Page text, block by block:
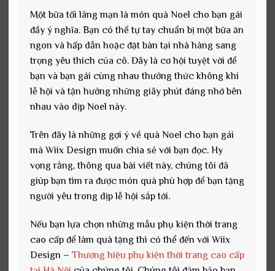
Một bữa tối lãng mạn là món quà Noel cho bạn gái
đầy ý nghĩa. Bạn có thể tự tay chuẩn bị một bữa ăn
ngon và hấp dẫn hoặc đặt bàn tại nhà hàng sang
trọng yêu thích của cô. Đây là cơ hội tuyệt vời để
bạn và bạn gái cùng nhau thưởng thức không khí
lễ hội và tận hưởng những giây phút đáng nhớ bên
nhau vào dịp Noel này.
Trên đây là những gợi ý về quà Noel cho bạn gái
mà Wiix Design muốn chia sẻ với bạn đọc. Hy
vọng rằng, thông qua bài viết này, chúng tôi đã
giúp bạn tìm ra được món quà phù hợp để bạn tặng
người yêu trong dịp lễ hội sắp tới.
Nếu bạn lựa chọn những mẫu phụ kiện thời trang
cao cấp để làm quà tặng thì có thể đến với Wiix
Design – Thương hiệu phụ kiện thời trang cao cấp